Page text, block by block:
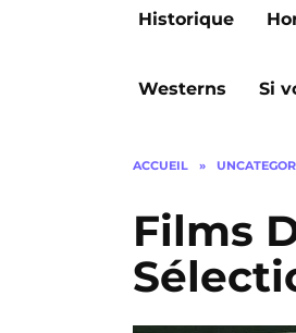
Historique
Westerns Si
ACCUEIL »
Films